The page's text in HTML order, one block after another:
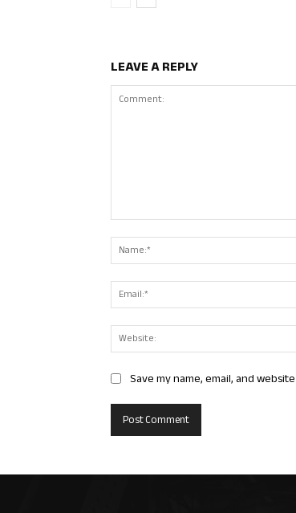
LEAVE A REPLY
Comment:
Save my name, email, and